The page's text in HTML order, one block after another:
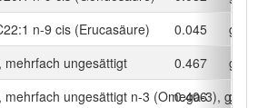
n-9 cis (Erucasäure)
0.045
g
mehrfach ungesättigt
0.467
g
ungesättigt n-3 (Omega-3), gesamt
0.406
g